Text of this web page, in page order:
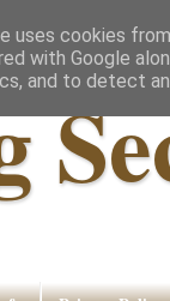
uses cookies
with Google
and to detect